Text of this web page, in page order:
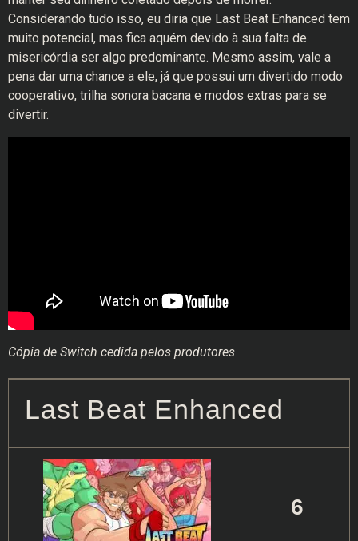
Considerando tudo isso, eu diria que Last Beat Enhanced tem
muito potencial, mas fica aquém devido à sua falta de
misericórdia ser algo predominante. Mesmo assim, vale a
pena dar uma chance a ele, já que possui um divertido modo
cooperativo, trilha sonora bacana e modos extras para se
divertir.
Cópia de Switch cedida pelos produtores
Last Beat Enhanced
6